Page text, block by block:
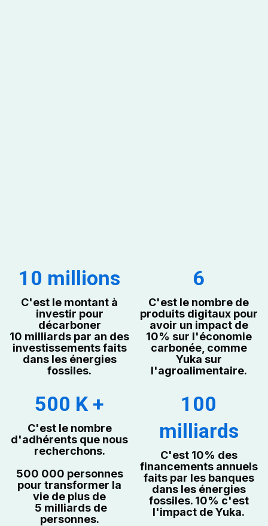
10 millions
C'est le montant à
investir pour
décarboner
10 milliards par an des
investissements faits
dans les énergies
fossiles.
6
C'est le nombre de
produits digitaux pour
avoir un impact de
10% sur l'économie
carbonée, comme
Yuka sur
l'agroalimentaire.
500 K +
C'est le nombre
d'adhérents que nous
recherchons.
500 000 personnes
pour transformer la
vie de plus de
5 milliards de
personnes.
100
milliards
C'est 10% des
financements annuels
faits par les banques
dans les énergies
fossiles. 10% c'est
l'impact de Yuka.